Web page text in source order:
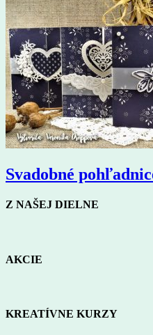
Svadobné
Z NAŠEJ DIELNE
AKCIE
KREATÍVNE KURZY